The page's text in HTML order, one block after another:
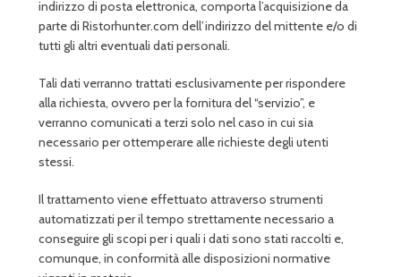
indirizzo di posta elettronica, comporta l’acquisizione da
parte di Ristorhunter.com dell’indirizzo del mittente e/o di
tutti gli altri eventuali dati personali.
Tali dati verranno trattati esclusivamente per rispondere
alla richiesta, ovvero per la fornitura del “servizio”, e
verranno comunicati a terzi solo nel caso in cui sia
necessario per ottemperare alle richieste degli utenti
stessi.
Il trattamento viene effettuato attraverso strumenti
automatizzati per il tempo strettamente necessario a
conseguire gli scopi per i quali i dati sono stati raccolti e,
comunque, in conformità alle disposizioni normative